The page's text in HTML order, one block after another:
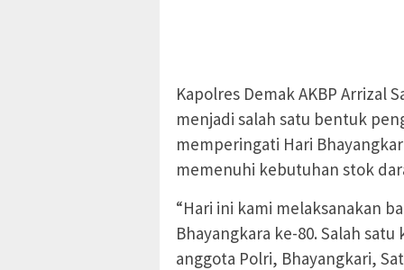
Kapolres Demak AKBP Arrizal
menjadi salah satu bentuk
memperingati Hari
memenuhi kebutuhan stok
“Hari ini kami melaksanakan
Bhayangkara ke-80. Salah
anggota Polri, Bhayangkari,